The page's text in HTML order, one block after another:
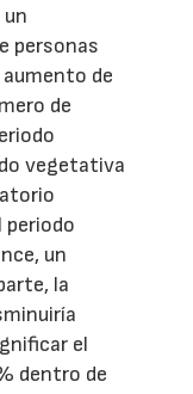
personas
de
de
vegetativa
un
la
el
dentro de